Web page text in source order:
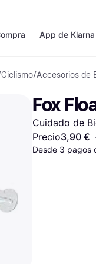
Formas de
Paga ahora
Paga en 3 plazos
Paga en 30 días
Financiación
Klarna en Apple
Tiendas
Shein
Zalando
Zara
JD Sports
App de Klarna
Ciclismo/Accesorios de
Fox
Cuidado de
Precio3,90 € ·
Desde 3 pagos